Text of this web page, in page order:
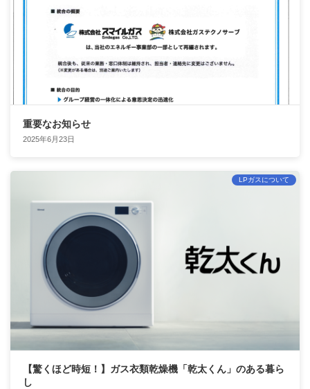
重要なお知らせ
2025年6月23日
LPガスについて
【驚くほど時短！】ガス衣類乾燥機「乾太くん」のある暮ら
し